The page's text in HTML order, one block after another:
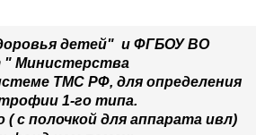
детей" и ФГБОУ ВО
" Министерства
ТМС РФ, для определения
1-го типа.
с полочкой для аппарата ивл)